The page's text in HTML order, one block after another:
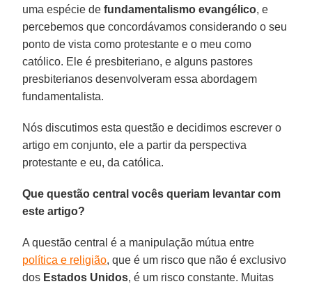
uma espécie defundamentalismo evangélico, e
percebemos que concordávamos considerando o seu
ponto de vista como protestante e o meu como
católico. Ele é presbiteriano, e alguns pastores
presbiterianos desenvolveram essa abordagem
fundamentalista.
Nós discutimos esta questão e decidimos escrever o
artigo em conjunto, ele a partir da perspectiva
protestante e eu, da católica.
Que questão central vocês queriam levantar com
este artigo?
A questão central é a manipulação mútua entre
política e religião, que é um risco que não é exclusivo
dos Estados Unidos, é um risco constante. Muitas